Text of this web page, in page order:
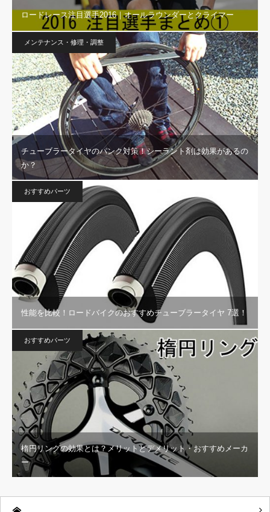
ロードレース注目選手2016｜オールラウンダーとクライマー
メンテナンス・修理・調整
チューブラータイヤのパンク対策！シーラント剤は効果があるの
か？
おすすめパーツ
性能を比較！ロードバイクのおすすめチューブラータイヤ 7選！
おすすめパーツ
楕円リングの効果とは？メリットとデメリット・おすすめメーカ
ー